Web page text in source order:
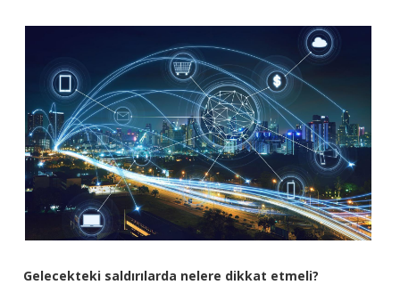
Gelecekteki saldırılarda nelere dikkat etmeli?